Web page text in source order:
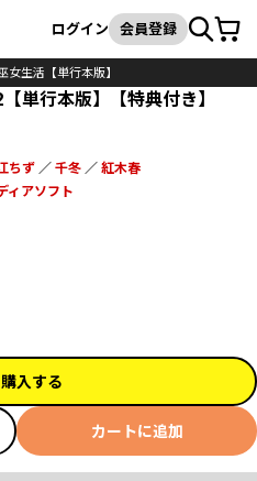
検索
ログイン 会員登録カート
女生活【単行本版】
単行本版】【特典付き】
ちず／ 千冬／ 紅木春
ィアソフト
入する
カートに追加